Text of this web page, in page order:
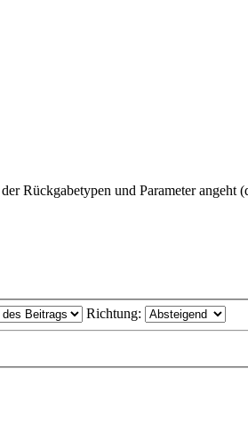
Rückgabetypen und Parameter
Richtung: